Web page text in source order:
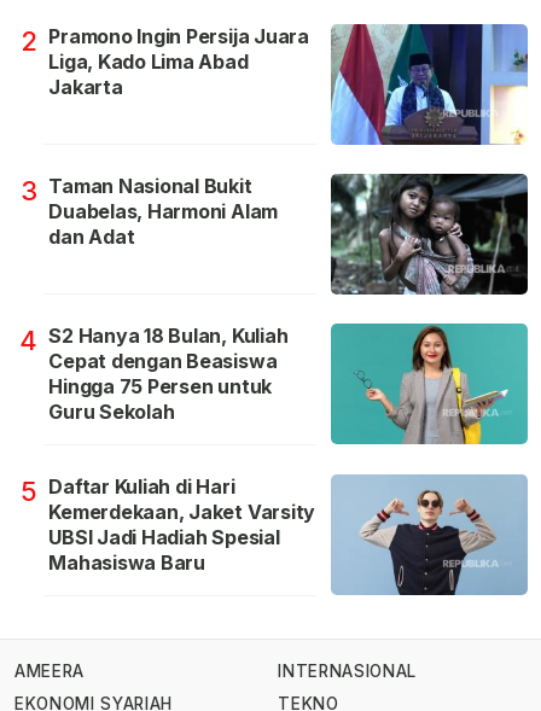
2 Pramono Ingin Persija Juara
Liga, Kado Lima Abad
Jakarta
3 Taman Nasional Bukit
Duabelas, Harmoni Alam
dan Adat
4 S2 Hanya 18 Bulan, Kuliah
Cepat dengan Beasiswa
Hingga 75 Persen untuk
Guru Sekolah
5 Daftar Kuliah di Hari
Kemerdekaan, Jaket Varsity
UBSI Jadi Hadiah Spesial
Mahasiswa Baru
AMEERA
EKONOMI SYARIAH
INTERNASIONAL
TEKNO